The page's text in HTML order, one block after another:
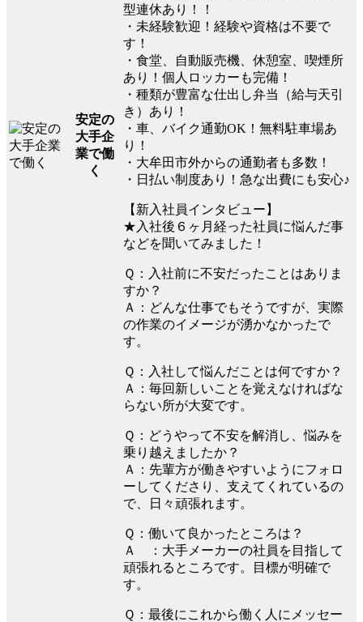
安定の
大手企
業で働
く
型連休あり！！
・未経験歓迎！経験や資格は不要で
す！
・食堂、自動販売機、休憩室、喫煙所
あり！個人ロッカーも完備！
・種類が豊富な仕出し弁当（給与天引
き）あり！
・車、バイク通勤OK！無料駐車場あ
り！
・大牟田市外からの通勤者も多数！
・日払い制度あり！急な出費にも安心♪
【新入社員インタビュー】
★入社後６ヶ月経った社員に悩んだ事
などを聞いてみました！
Ｑ：入社前に不安だったことはありま
すか？
Ａ：どんな仕事でもそうですが、実際
の作業のイメージが湧かなかったで
す。
Ｑ：入社して悩んだことは何ですか？
Ａ：毎回新しいことを覚えなければな
らない所が大変です。
Ｑ：どうやって不安を解消し、悩みを
乗り越えましたか？
Ａ：先輩方が働きやすいようにフォロ
ーしてくださり、支えてくれているの
で、日々頑張れます。
Ｑ：働いて良かったところは？
Ａ ：大手メーカーの社員を目指して
頑張れるところです。目標が明確で
す。
Ｑ：最後にこれから働く人にメッセー